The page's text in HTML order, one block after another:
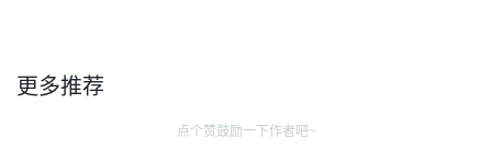
更多推荐
点个赞鼓励一下作者吧~